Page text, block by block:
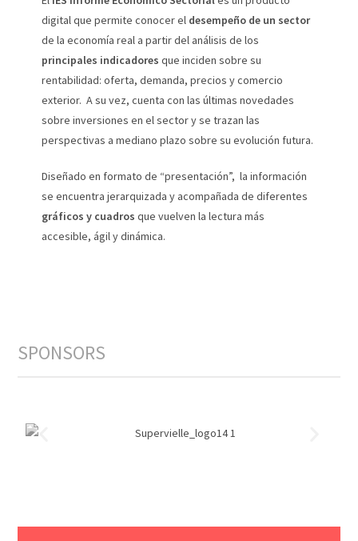
digital que permite conocer el desempeño de un sector
de la economía real a partir del análisis de los
principales indicadores que inciden sobre su
rentabilidad: oferta, demanda, precios y comercio
exterior. A su vez, cuenta con las últimas novedades
sobre inversiones en el sector y se trazan las
perspectivas a mediano plazo sobre su evolución futura.
Diseñado en formato de “presentación”, la información
se encuentra jerarquizada y acompañada de diferentes
gráficos y cuadros que vuelven la lectura más
accesible, ágil y dinámica.
SPONSORS